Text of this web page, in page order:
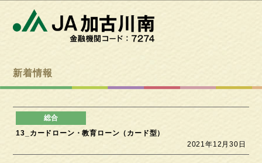
新着情報
13_カードローン・教育ローン（カード型）
2021年12月30日